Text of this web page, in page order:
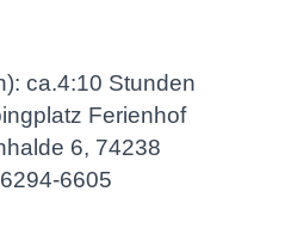
ca.4:10 Stunden
Ferienhof
6, 74238
6605